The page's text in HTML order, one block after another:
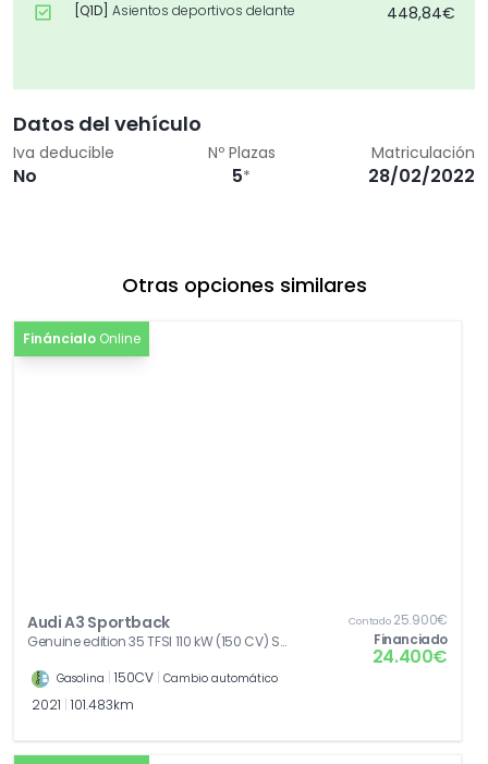
[Q1D] Asientos deportivos delante 448,84€
[QQ1] Paquete de Luz Ambiente
[7X5]Sistema de aparcamiento asistido con
ayuda de aparcamiento Audi parking system
434,81€
Pintura solida blanco Ibis
Datos del vehículo
Iva deducible
No
Nº Plazas
5*
Matriculación
28/02/2022
Otras opciones similares
Fináncialo Online
Audi A3 Sportback
Genuine edition 35 TFSI 110 kW (150 CV) S
Contado25.900€
Financiado
24.400€
Gasolina 150CV Cambio automático
2021 101.483km